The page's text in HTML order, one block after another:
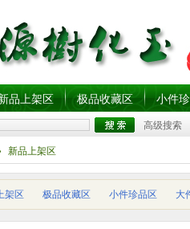
品上架区 极品收藏区 小件
高级搜索
新品上架区
架区 极品收藏区 小件珍品区 大